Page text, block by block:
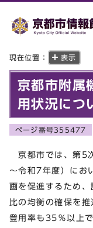
現在位置： 表示
京都市附属
用状況につ
ページ番号355477
京都市では、第5
～令和7年度）にお
画を促進するため、
比の均衡の確保を
登用率も35％以上